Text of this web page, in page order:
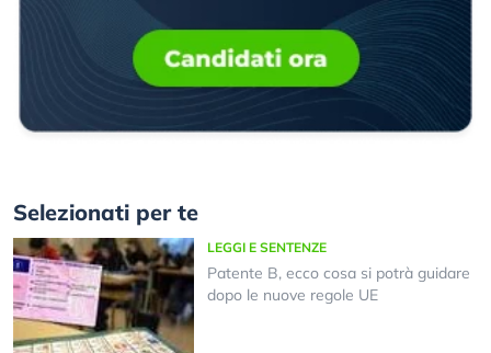
Selezionati per te
LEGGI E SENTENZE
Patente B, ecco cosa si potrà guidare
dopo le nuove regole UE